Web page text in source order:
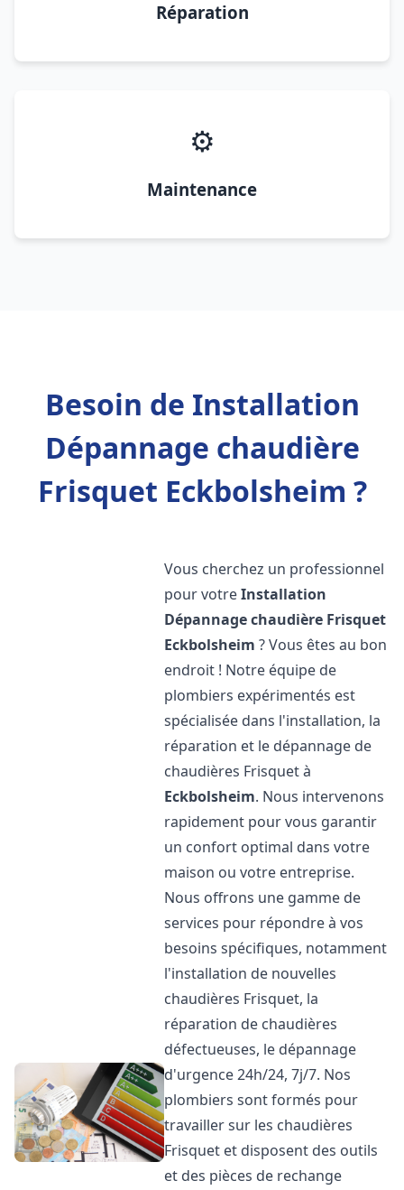
Réparation
⚙️
Maintenance
Besoin de Installation
Dépannage chaudière
Frisquet Eckbolsheim ?
Vous cherchez un professionnel
pour votreInstallation
Dépannage chaudière Frisquet
Eckbolsheim ? Vous êtes au bon
endroit ! Notre équipe de
plombiers expérimentés est
spécialisée dans l'installation, la
réparation et le dépannage de
chaudières Frisquet à
Eckbolsheim. Nous intervenons
rapidement pour vous garantir
un confort optimal dans votre
maison ou votre entreprise.
Nous offrons une gamme de
services pour répondre à vos
besoins spécifiques, notamment
l'installation de nouvelles
chaudières Frisquet, la
réparation de chaudières
défectueuses, le dépannage
d'urgence 24h/24, 7j/7. Nos
plombiers sont formés pour
travailler sur les chaudières
Frisquet et disposent des outils
et des pièces de rechange